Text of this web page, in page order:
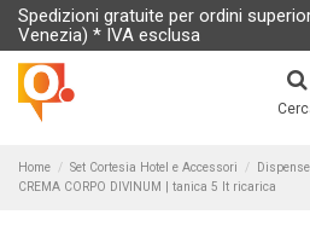
Spedizioni gratuite per ordini
Venezia) * IVA esclusa
Home Set Cortesia Hotel e Accessori
CREMA CORPO DIVINUM | tanica 5 lt ricarica